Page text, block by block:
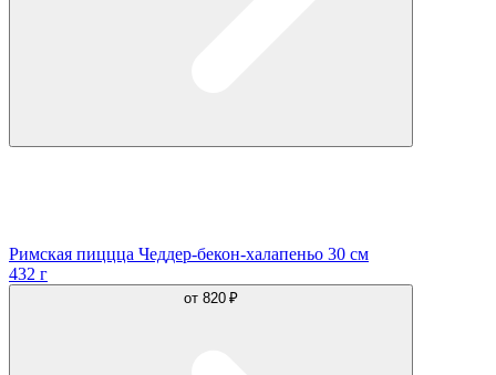
Римская пиццца Чеддер-бекон-халапеньо 30 см
432 г
от 820 ₽